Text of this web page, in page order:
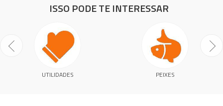
ISSO PODE TE INTERESSAR
UTILIDADES PEIXES